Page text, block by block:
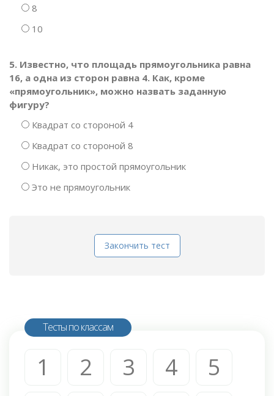
8
10
5. Известно, что площадь прямоугольника равна
16, а одна из сторон равна 4. Как, кроме
«прямоугольник», можно назвать заданную
фигуру?
Квадрат со стороной 4
Квадрат со стороной 8
Никак, это простой прямоугольник
Это не прямоугольник
Закончить тест
Тесты по классам
1 2 3 4
5